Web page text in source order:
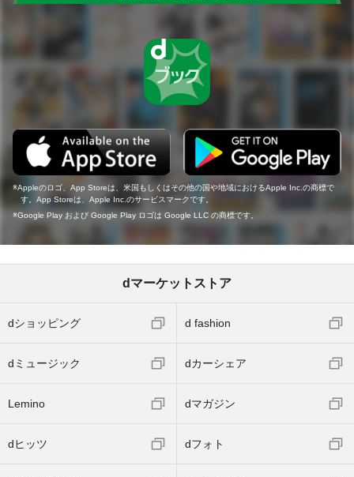
Appleのロゴ、App Storeは、米国もしくはその他の国や地域におけるApple Inc.の商標で
す。App Storeは、Apple Inc.のサービスマークです。
Google Play および Google Play ロゴは Google LLC の商標です。
dマーケットストア
dショッピング d fashion
dミュージック dカーシェア
Lemino dマガジン
dヒッツ dフォト